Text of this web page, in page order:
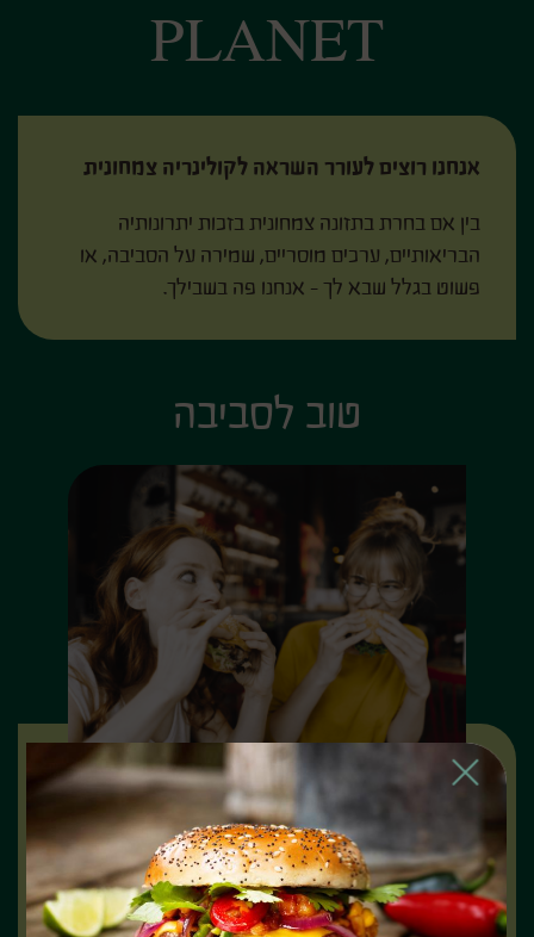
PLANET
אנחנו רוצים לעורר השראה לקולינריה צמחונית
בין אם בחרת בתזונה צמחונית בזכות יתרונותיה
הבריאותיים, ערכים מוסריים, שמירה על הסביבה, או
פשוט בגלל שבא לך - אנחנו פה בשבילך.
טוב לסביבה
אנחנו כאן כדי להציע לכם מגוון רחב של פתרונות
צמחוניים וטבעוניים טעימים, מזינים וטובים יותר
לסביבה!
Close